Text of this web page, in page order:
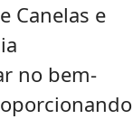
Canelas e
no bem-